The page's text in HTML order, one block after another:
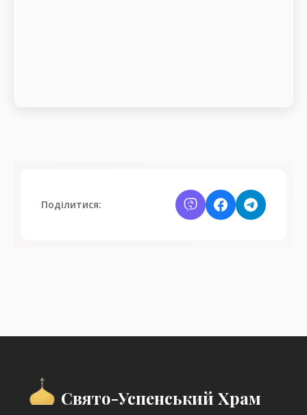
Поділитися:
Свято-Успенський Храм